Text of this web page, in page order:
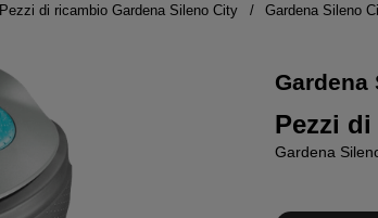
Pezzi di ricambio Gardena Sileno City Gardena Sileno
Gardena
Pezzi
Gardena